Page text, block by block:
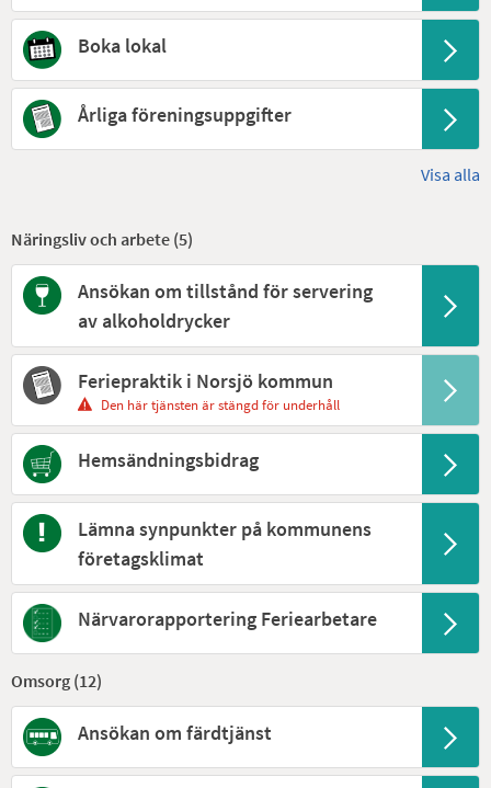
Boka lokal
Årliga föreningsuppgifter
Visa alla
Näringsliv och arbete (5)
Ansökan om tillstånd för servering
av alkoholdrycker
Feriepraktik i Norsjö kommun
Den här tjänsten är stängd för underhåll
Hemsändningsbidrag
Lämna synpunkter på kommunens
företagsklimat
Närvarorapportering Feriearbetare
Omsorg (12)
Ansökan om färdtjänst